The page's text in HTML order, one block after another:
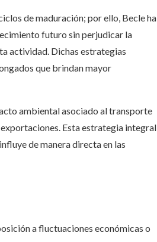
de maduración; por ello, Becle ha
futuro sin perjudicar la
actividad. Dichas estrategias
que brindan mayor
ambiental asociado al transporte
Esta estrategia integral
de manera directa en las
a fluctuaciones económicas o